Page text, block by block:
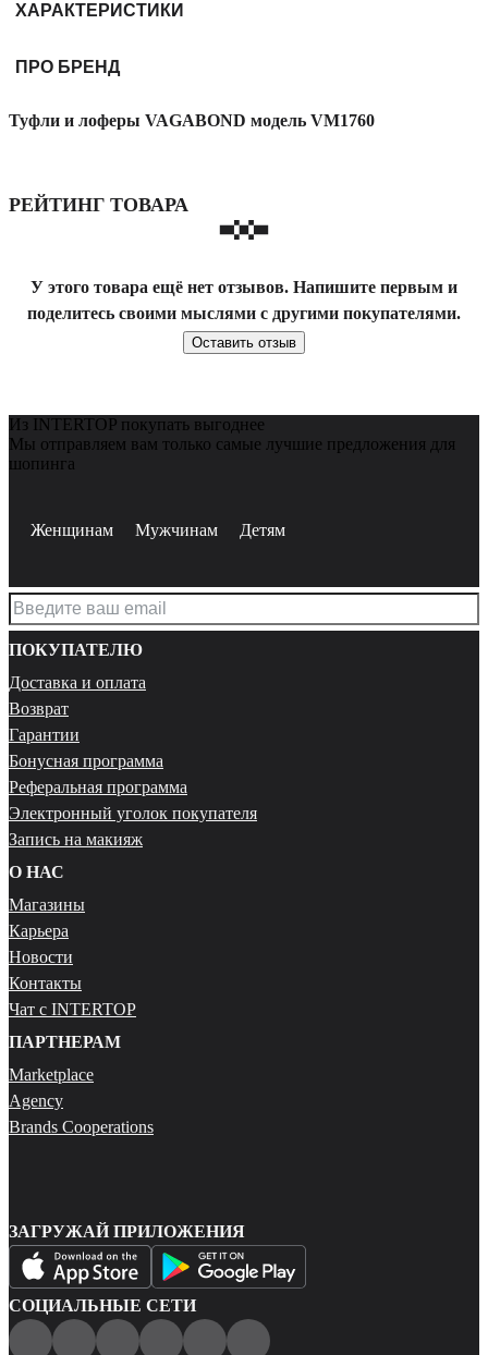
ХАРАКТЕРИСТИКИ
ПРО БРЕНД
Туфли и лоферы VAGABOND модель VM1760
РЕЙТИНГ ТОВАРА
У этого товара ещё нет отзывов. Напишите первым и
поделитесь своими мыслями с другими покупателями.
Оставить отзыв
Из INTERTOP покупать выгоднее
Мы отправляем вам только самые лучшие предложения для
шопинга
Женщинам Мужчинам Детям
ПОКУПАТЕЛЮ
Доставка и оплата
Возврат
Гарантии
Бонусная программа
Реферальная программа
Электронный уголок покупателя
Запись на макияж
О НАС
Магазины
Карьера
Новости
Контакты
Чат с INTERTOP
ПАРТНЕРАМ
Marketplace
Agency
Brands Cooperations
ЗАГРУЖАЙ ПРИЛОЖЕНИЯ
СОЦИАЛЬНЫЕ СЕТИ